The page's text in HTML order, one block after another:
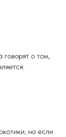
говорят о том,
но если